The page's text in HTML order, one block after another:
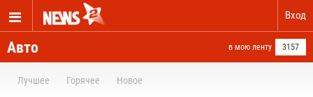
Вход
Авто в мою ленту 3157
Лучшее Горячее Новое